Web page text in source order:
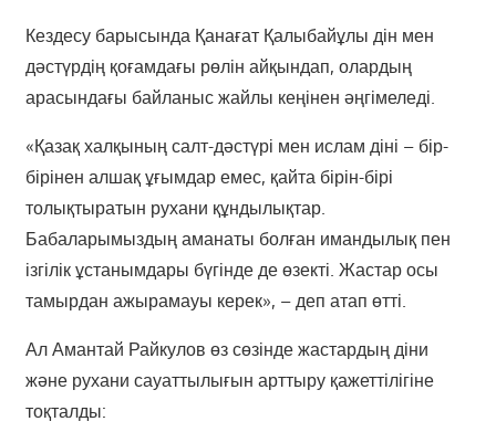
Кездесу барысында Қанағат Қалыбайұлы дін мен
дәстүрдің қоғамдағы рөлін айқындап, олардың
арасындағы байланыс жайлы кеңінен әңгімеледі.
«Қазақ халқының салт-дәстүрі мен ислам діні – бір-
бірінен алшақ ұғымдар емес, қайта бірін-бірі
толықтыратын рухани құндылықтар.
Бабаларымыздың аманаты болған имандылық пен
ізгілік ұстанымдары бүгінде де өзекті. Жастар осы
тамырдан ажырамауы керек», – деп атап өтті.
Ал Амантай Райкулов өз сөзінде жастардың діни
және рухани сауаттылығын арттыру қажеттілігіне
тоқталды: